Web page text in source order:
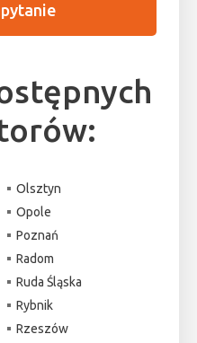
Olsztyn
Opole
Poznań
Radom
Ruda Śląska
Rybnik
Rzeszów